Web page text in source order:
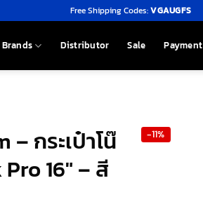
Free Shipping Codes:VGAUGFS
Brands Distributor Sale Payment
กระเป๋าโน๊
16″ – สี
-11%